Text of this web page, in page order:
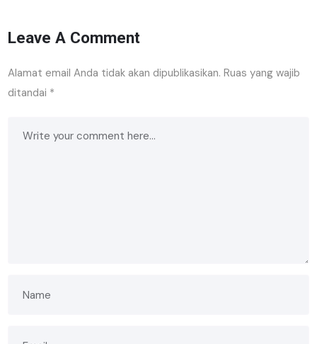
Leave A Comment
Alamat email Anda tidak akan dipublikasikan. Ruas yang wajib
ditandai *